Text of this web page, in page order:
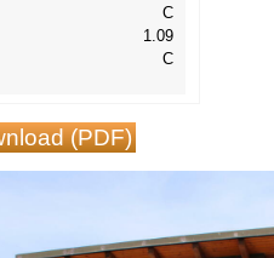
C
1.09
C
(PDF)